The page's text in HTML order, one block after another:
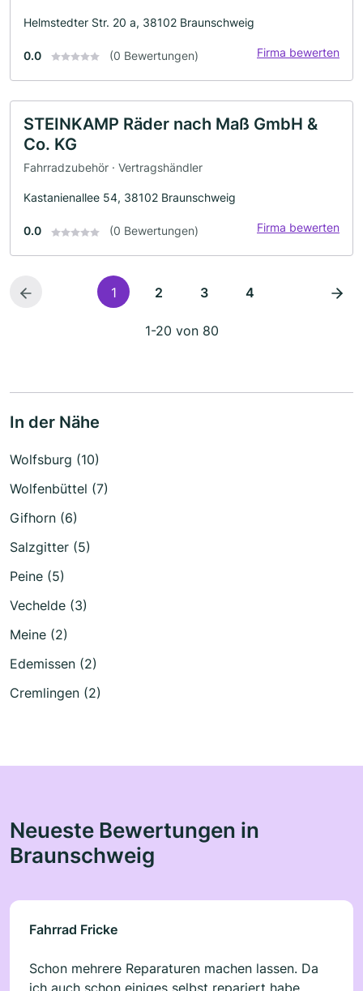
Helmstedter Str. 20 a, 38102 Braunschweig
0.0 (0 Bewertungen) Firma bewerten
STEINKAMP Räder nach Maß GmbH &
Co. KG
Fahrradzubehör · Vertragshändler
Kastanienallee 54, 38102 Braunschweig
0.0 (0 Bewertungen) Firma bewerten
1 2 3 4
1-20 von 80
In der Nähe
Wolfsburg (10)
Wolfenbüttel (7)
Gifhorn (6)
Salzgitter (5)
Peine (5)
Vechelde (3)
Meine (2)
Edemissen (2)
Cremlingen (2)
Neueste Bewertungen in
Braunschweig
Fahrrad Fricke
Schon mehrere Reparaturen machen lassen. Da